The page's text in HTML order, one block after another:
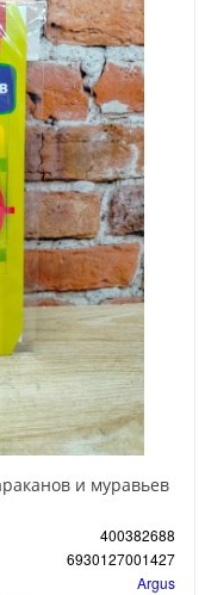
и муравьев
400382688
6930127001427
Argus